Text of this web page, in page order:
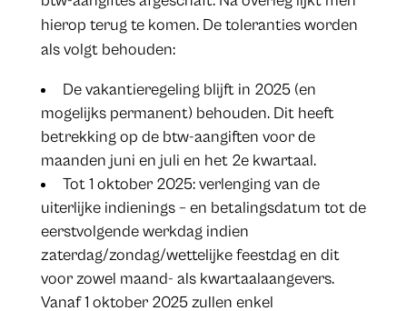
hierop terug te komen. De toleranties worden
als volgt behouden:
De vakantieregeling blijft in 2025 (en
mogelijks permanent) behouden. Dit heeft
betrekking op de btw-aangiften voor de
maanden juni en juli en het 2e kwartaal.
Tot 1 oktober 2025: verlenging van de
uiterlijke indienings – en betalingsdatum tot de
eerstvolgende werkdag indien
zaterdag/zondag/wettelijke feestdag en dit
voor zowel maand- als kwartaalaangevers.
Vanaf 1 oktober 2025 zullen enkel